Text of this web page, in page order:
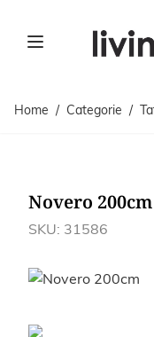
Home / Categorie /
Novero 200cm
SKU: 31586